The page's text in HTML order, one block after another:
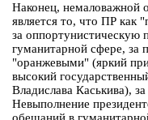
Наконец, немаловажной
является то, что ПР как
за оппортунистическую
гуманитарной сфере, за
"оранжевыми" (яркий
высокий
Владислава Каськива),
Невыполнение